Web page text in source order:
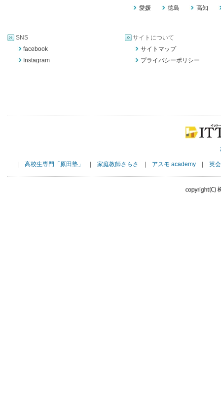
愛媛 徳島 高知
SNS
facebook
Instagram
サイトについて
サイトマップ
プライバシーポリシー
| 高校生専門「原田塾」 | 家庭教師さらさ | アスモ academy| 英